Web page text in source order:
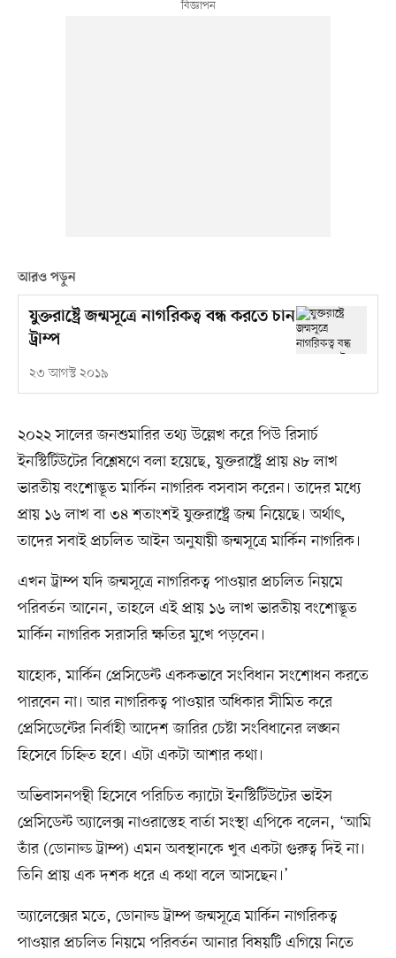
আরও পড়ুন
যুক্তরাষ্ট্রে জন্মসূত্রে নাগরিকত্ব বন্ধ করতে চান
ট্রাম্প
২৩ আগস্ট ২০১৯
২০২২ সালের জনশুমারির তথ্য উল্লেখ করে পিউ রিসার্চ
ইনস্টিটিউটের বিশ্লেষণে বলা হয়েছে, যুক্তরাষ্ট্রে প্রায় ৪৮ লাখ
ভারতীয় বংশোদ্ভূত মার্কিন নাগরিক বসবাস করেন। তাদের মধ্যে
প্রায় ১৬ লাখ বা ৩৪ শতাংশই যুক্তরাষ্ট্রে জন্ম নিয়েছে। অর্থাৎ,
তাদের সবাই প্রচলিত আইন অনুযায়ী জন্মসূত্রে মার্কিন নাগরিক।
এখন ট্রাম্প যদি জন্মসূত্রে নাগরিকত্ব পাওয়ার প্রচলিত নিয়মে
পরিবর্তন আনেন, তাহলে এই প্রায় ১৬ লাখ ভারতীয় বংশোদ্ভূত
মার্কিন নাগরিক সরাসরি ক্ষতির মুখে পড়বেন।
যাহোক, মার্কিন প্রেসিডেন্ট এককভাবে সংবিধান সংশোধন করতে
পারবেন না। আর নাগরিকত্ব পাওয়ার অধিকার সীমিত করে
প্রেসিডেন্টের নির্বাহী আদেশ জারির চেষ্টা সংবিধানের লঙ্ঘন
হিসেবে চিহ্নিত হবে। এটা একটা আশার কথা।
অভিবাসনপন্থী হিসেবে পরিচিত ক্যাটো ইনস্টিটিউটের ভাইস
প্রেসিডেন্ট অ্যালেক্স নাওরাস্তেহ বার্তা সংস্থা এপিকে বলেন, ‘আমি
তাঁর (ডোনাল্ড ট্রাম্প) এমন অবস্থানকে খুব একটা গুরুত্ব দিই না।
তিনি প্রায় এক দশক ধরে এ কথা বলে আসছেন।’
অ্যালেক্সের মতে, ডোনাল্ড ট্রাম্প জন্মসূত্রে মার্কিন নাগরিকত্ব
পাওয়ার প্রচলিত নিয়মে পরিবর্তন আনার বিষয়টি এগিয়ে নিতে